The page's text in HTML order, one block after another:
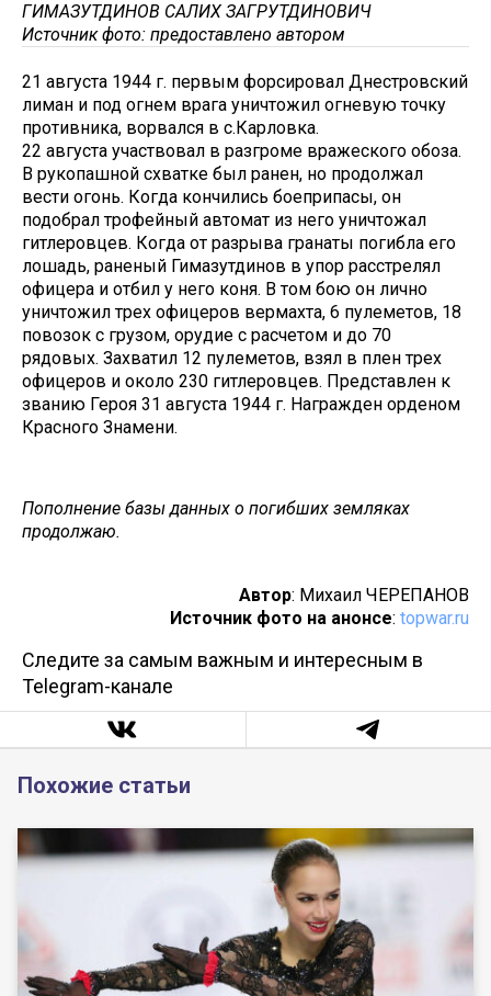
ГИМАЗУТДИНОВ САЛИХ ЗАГРУТДИНОВИЧ
Источник фото: предоставлено автором
21 августа 1944 г. первым форсировал Днестровский
лиман и под огнем врага уничтожил огневую точку
противника, ворвался в с.Карловка.
22 августа участвовал в разгроме вражеского обоза.
В рукопашной схватке был ранен, но продолжал
вести огонь. Когда кончились боеприпасы, он
подобрал трофейный автомат из него уничтожал
гитлеровцев. Когда от разрыва гранаты погибла его
лошадь, раненый Гимазутдинов в упор расстрелял
офицера и отбил у него коня. В том бою он лично
уничтожил трех офицеров вермахта, 6 пулеметов, 18
повозок с грузом, орудие с расчетом и до 70
рядовых. Захватил 12 пулеметов, взял в плен трех
офицеров и около 230 гитлеровцев. Представлен к
званию Героя 31 августа 1944 г. Награжден орденом
Красного Знамени.
Пополнение базы данных о погибших земляках
продолжаю.
Автор: Михаил ЧЕРЕПАНОВ
Источник фото на анонсе: topwar.ru
Следите за самым важным и интересным в
Telegram-канале
Похожие статьи